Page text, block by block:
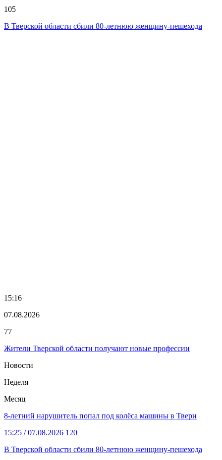
105
В Тверской области сбили 80-летнюю женщину-пешехода
15:16
07.08.2026
77
Жители Тверской области получают новые профессии
Новости
Неделя
Месяц
8-летний нарушитель попал под колёса машины в Твери
15:25 / 07.08.2026 120
В Тверской области сбили 80-летнюю женщину-пешехода